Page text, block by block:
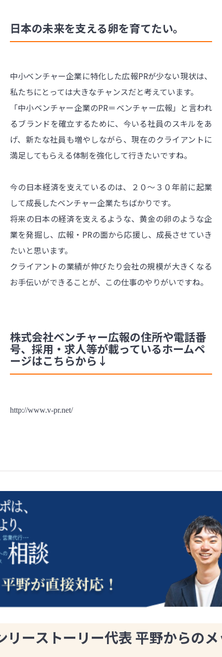
日本の未来を支える卵を育てたい。
中小ベンチャー企業に特化した広報PRが少ない現状は、
私たちにとっては大きなチャンスだと考えています。
「中小ベンチャー企業のPR＝ベンチャー広報」と言われ
るブランドを確立するために、今いる社員のスキルをあ
げ、新たな社員も増やしながら、現在のクライアントに
満足してもらえる体制を強化して行きたいですね。
今の日本経済を支えているのは、２０〜３０年前に起業
して成長したベンチャー企業たちばかりです。
将来の日本の経済を支えるような、黄金の卵のような企
業を発掘し、広報・PRの面から応援し、成長させていき
たいと思います。
クライアントの業績が伸びたり会社の規模が大きくなる
お手伝いができることが、この仕事のやりがいですね。
株式会社ベンチャー広報の住所や電話番
号、採用・求人等が載っているホームペ
ージはこちらから↓
http://www.v-pr.net/
リーストーリー代表 平野からの